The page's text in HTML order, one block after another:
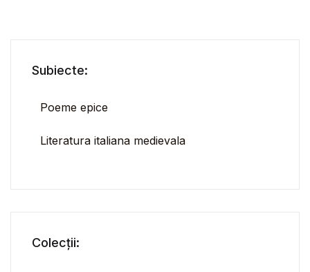
Subiecte:
Poeme epice
Literatura italiana medievala
Colecții: